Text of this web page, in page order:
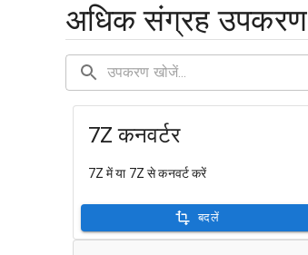
अधिक संग्रह उपकरण
7Z कनवर्टर
7Z में या 7Z से कनवर्ट करें
बदलें